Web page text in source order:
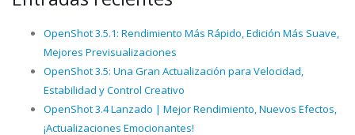
OpenShot 3.5.1: Rendimiento Más Rápido, Edición Más Suave,
Mejores Previsualizaciones
OpenShot 3.5: Una Gran Actualización para Velocidad,
Estabilidad y Control Creativo
OpenShot 3.4 Lanzado | Mejor Rendimiento, Nuevos Efectos,
¡Actualizaciones Emocionantes!